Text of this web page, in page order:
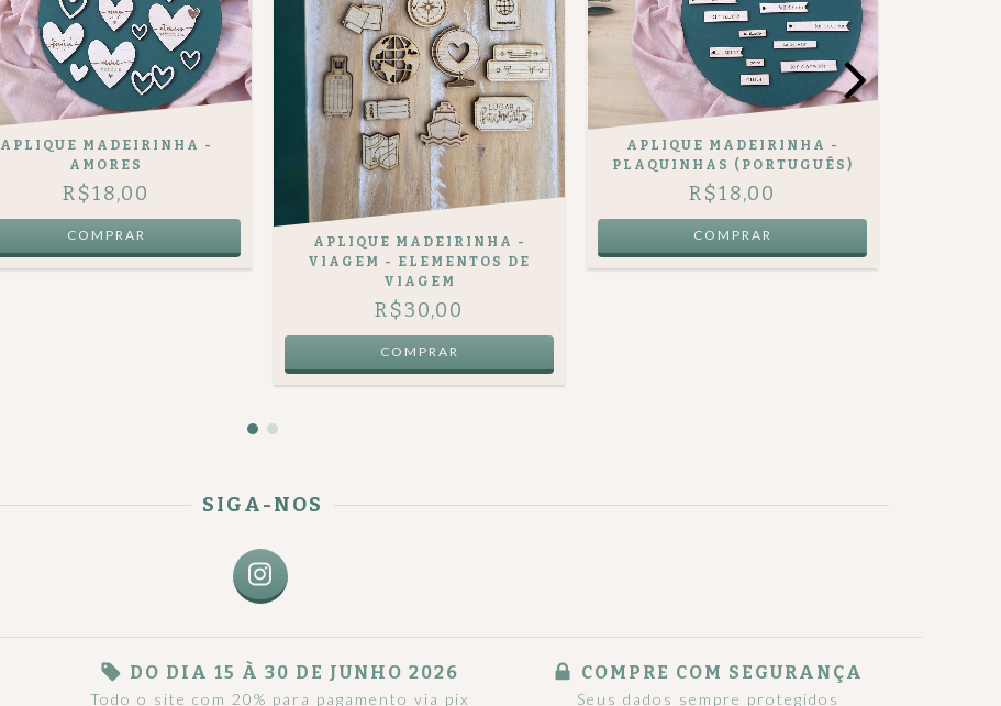
APLIQUE MADEIRINHA -
AMORES
R$18,00
APLIQUE MADEIRINHA -
VIAGEM - ELEMENTOS DE
VIAGEM
R$30,00
APLIQUE MADEIRINHA -
PLAQUINHAS (PORTUGUÊS)
R$18,00
SIGA-NOS
DO DIA 15 À 30 DE JUNHO 2026
Todo o site com 20% para pagamento via pix
COMPRE COM SEGURANÇA
Seus dados sempre protegidos